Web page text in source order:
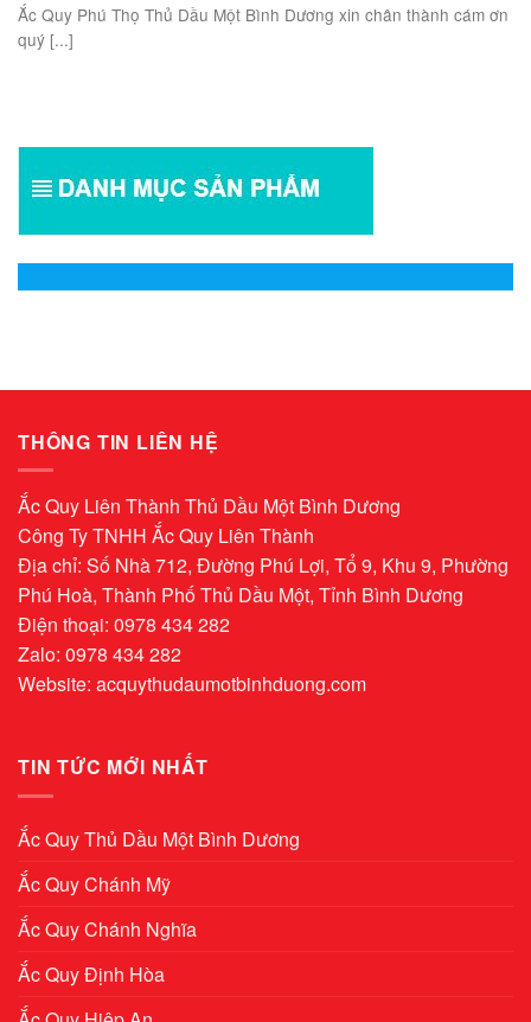
Ắc Quy Phú Thọ Thủ Dầu Một Bình Dương xin chân thành cám ơn
quý [...]
THÔNG TIN LIÊN HỆ
Ắc Quy Liên Thành Thủ Dầu Một Bình Dương
Công Ty TNHH Ắc Quy Liên Thành
Địa chỉ: Số Nhà 712, Đường Phú Lợi, Tổ 9, Khu 9, Phường
Phú Hoà, Thành Phố Thủ Dầu Một, Tỉnh Bình Dương
Điện thoại: 0978 434 282
Zalo: 0978 434 282
Website: acquythudaumotbinhduong.com
TIN TỨC MỚI NHẤT
Ắc Quy Thủ Dầu Một Bình Dương
Ắc Quy Chánh Mỹ
Ắc Quy Chánh Nghĩa
Ắc Quy Định Hòa